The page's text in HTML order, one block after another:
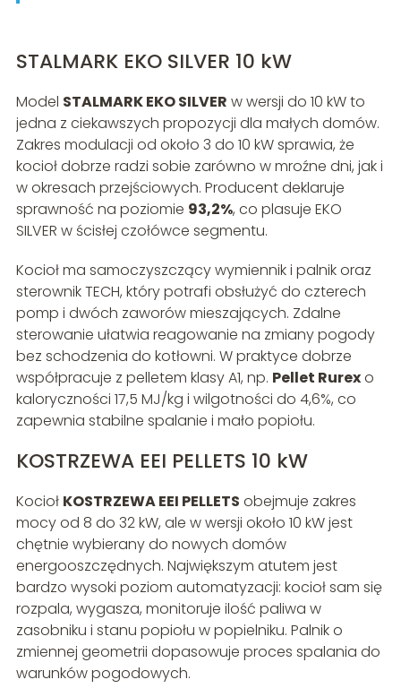
STALMARK EKO SILVER 10 kW
Model STALMARK EKO SILVER w wersji do 10 kW to
jedna z ciekawszych propozycji dla małych domów.
Zakres modulacji od około 3 do 10 kW sprawia, że
kocioł dobrze radzi sobie zarówno w mroźne dni, jak i
w okresach przejściowych. Producent deklaruje
sprawność na poziomie 93,2%, co plasuje EKO
SILVER w ścisłej czołówce segmentu.
Kocioł ma samoczyszczący wymiennik i palnik oraz
sterownik TECH, który potrafi obsłużyć do czterech
pomp i dwóch zaworów mieszających. Zdalne
sterowanie ułatwia reagowanie na zmiany pogody
bez schodzenia do kotłowni. W praktyce dobrze
współpracuje z pelletem klasy A1, np. Pellet Rurexo
kaloryczności 17,5 MJ/kg i wilgotności do 4,6%, co
zapewnia stabilne spalanie i mało popiołu.
KOSTRZEWA EEI PELLETS 10 kW
Kocioł KOSTRZEWA EEI PELLETS obejmuje zakres
mocy od 8 do 32 kW, ale w wersji około 10 kW jest
chętnie wybierany do nowych domów
energooszczędnych. Największym atutem jest
bardzo wysoki poziom automatyzacji: kocioł sam się
rozpala, wygasza, monitoruje ilość paliwa w
zasobniku i stanu popiołu w popielniku. Palnik o
zmiennej geometrii dopasowuje proces spalania do
warunków pogodowych.